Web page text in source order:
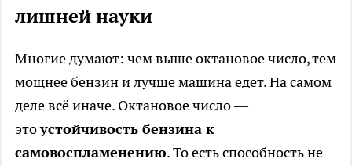
лишней науки
Многие думают: чем выше октановое число, тем
мощнее бензин и лучше машина едет. На самом
деле всё иначе. Октановое число —
этоустойчивость бензина к
самовоспламенению. То есть способность не